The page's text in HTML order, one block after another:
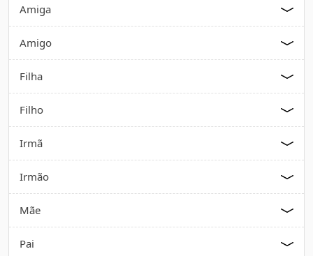
Amiga
Amigo
Filha
Filho
Irmã
Irmão
Mãe
Pai